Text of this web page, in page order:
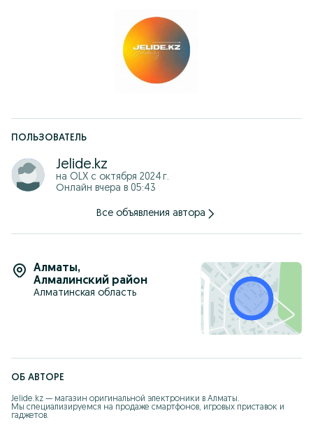
Перед оформлением заказа уточняйте наличие и
актуальную стоимость. В связи с изменением курса доллара
ПОЛЬЗОВАТЕЛЬ
Jelide.kz
на OLX с октября 2024 г.
Онлайн вчера в 05:43
Все объявления автора
Алматы,
Алмалинский район
Алматинская область
ОБ АВТОРЕ
Jelide.kz — магазин оригинальной электроники в Алматы.
Мы специализируемся на продаже смартфонов, игровых приставок и
гаджетов.